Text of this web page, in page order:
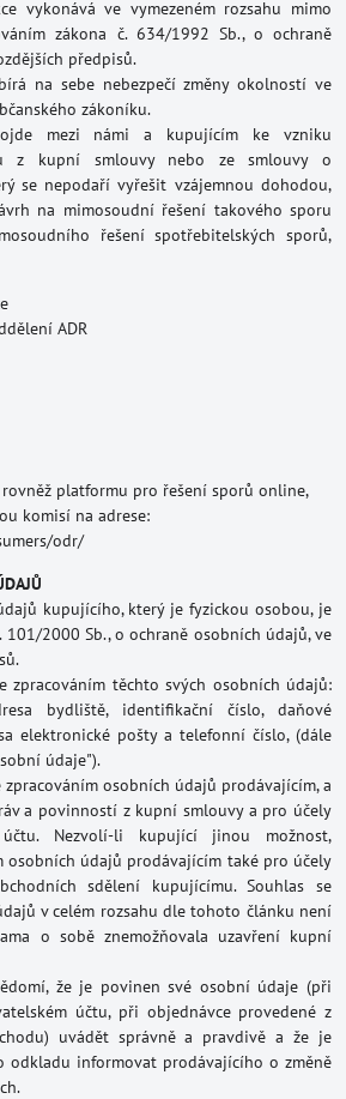
vykonává ve vymezeném rozsahu mimo
zákona č. 634/1992 Sb., o ochraně
předpisů.
na sebe nebezpečí změny okolností ve
zákoníku.
mezi námi a kupujícím ke vzniku
z kupní smlouvy nebo ze smlouvy o
se nepodaří vyřešit vzájemnou dohodou,
na mimosoudní řešení takového sporu
řešení spotřebitelských sporů,
ADR
platformu pro řešení sporů online,
komisí na adrese:
odr/
kupujícího, který je fyzickou osobou, je
101/2000 Sb., o ochraně osobních údajů, ve
zpracováním těchto svých osobních údajů:
bydliště, identifikační číslo, daňové
elektronické pošty a telefonní číslo, (dále
údaje").
osobních údajů prodávajícím, a
a povinností z kupní smlouvy a pro účely
účtu. Nezvolí-li kupující jinou možnost,
osobních údajů prodávajícím také pro účely
sdělení kupujícímu. Souhlas se
v celém rozsahu dle tohoto článku není
o sobě znemožňovala uzavření kupní
že je povinen své osobní údaje (při
účtu, při objednávce provedené z
uvádět správně a pravdivě a že je
odkladu informovat prodávajícího o změně